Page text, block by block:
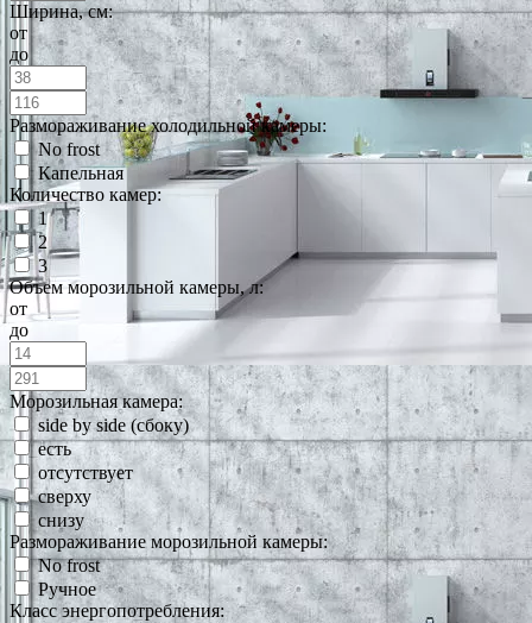
Ширина, см:
от
до
Размораживание холодильной камеры:
No frost
Капельная
Количество камер:
1
2
3
Объем морозильной камеры, л:
от
до
Морозильная камера:
side by side (сбоку)
есть
отсутствует
сверху
снизу
Размораживание морозильной камеры:
No frost
Ручное
Класс энергопотребления: